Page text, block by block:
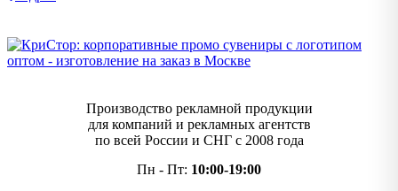
Производство рекламной продукции
для компаний и рекламных агентств
по всей России и СНГ с 2008 года
Пн - Пт: 10:00-19:00